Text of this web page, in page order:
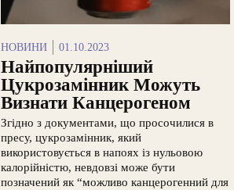
НОВИНИ 01.10.2023
Найпопулярніший
Цукрозамінник Можуть
Визнати Канцерогеном
Згідно з документами, що просочилися в
пресу, цукрозамінник, який
використовується в напоях із нульовою
калорійністю, невдовзі може бути
позначений як “можливо канцерогенний для